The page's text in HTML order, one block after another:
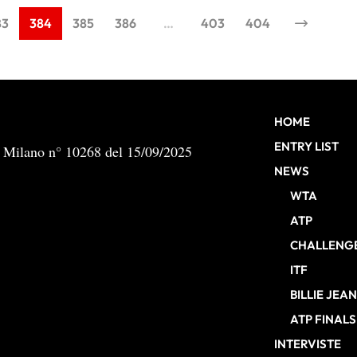
384 385 386 … 403 404
n° 10268 del 15/09/2025
HOME
ENTRY LIST
NEWS
WTA
ATP
ITF
BILLIE
ATP FINALS
INTERVISTE